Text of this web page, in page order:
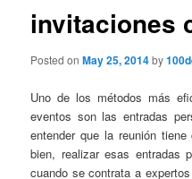
invitaciones
Posted onMay 25, 2014by
Uno de los métodos más
eventos son las entradas
entender que la reunión
bien, realizar esas entradas
cuando se contrata a